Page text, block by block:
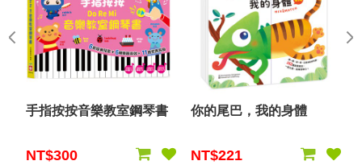
手指按按音樂教室鋼琴書
NT$300
你的尾巴，我的身體
NT$221